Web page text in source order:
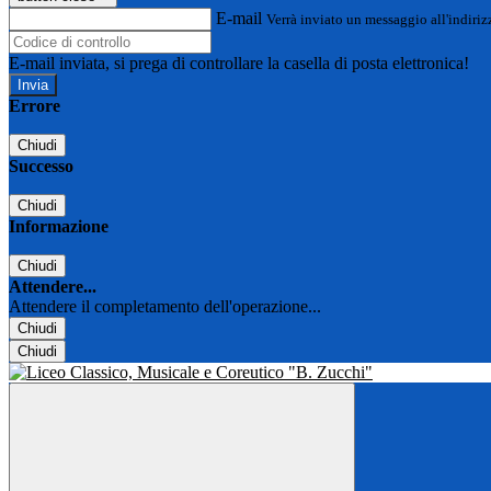
E-mail Verrà inviato un messaggio
E-mail inviata, si prega di controllare la casella di posta elettronica!
Errore
Chiudi
Successo
Chiudi
Informazione
Chiudi
Attendere...
Attendere il completamento dell'operazione...
Chiudi
Chiudi